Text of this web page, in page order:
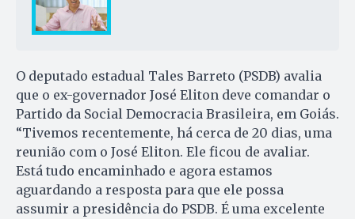
O deputado estadual Tales Barreto (PSDB) avalia
que o ex-governador José Eliton deve comandar o
Partido da Social Democracia Brasileira, em Goiás.
“Tivemos recentemente, há cerca de 20 dias, uma
reunião com o José Eliton. Ele ficou de avaliar.
Está tudo encaminhado e agora estamos
aguardando a resposta para que ele possa
assumir a presidência do PSDB. É uma excelente